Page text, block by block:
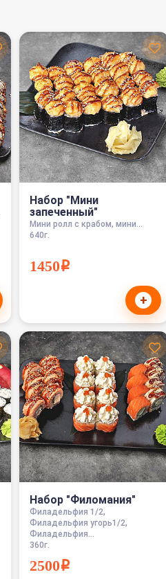
Набор "Мини
запеченный"
Мини ролл с крабом, мини...
640г.
1450i
+
Набор "Филомания"
Филадельфия 1/2,
Филадельфия угорь1/2,
Филадельфия...
360г.
2500i